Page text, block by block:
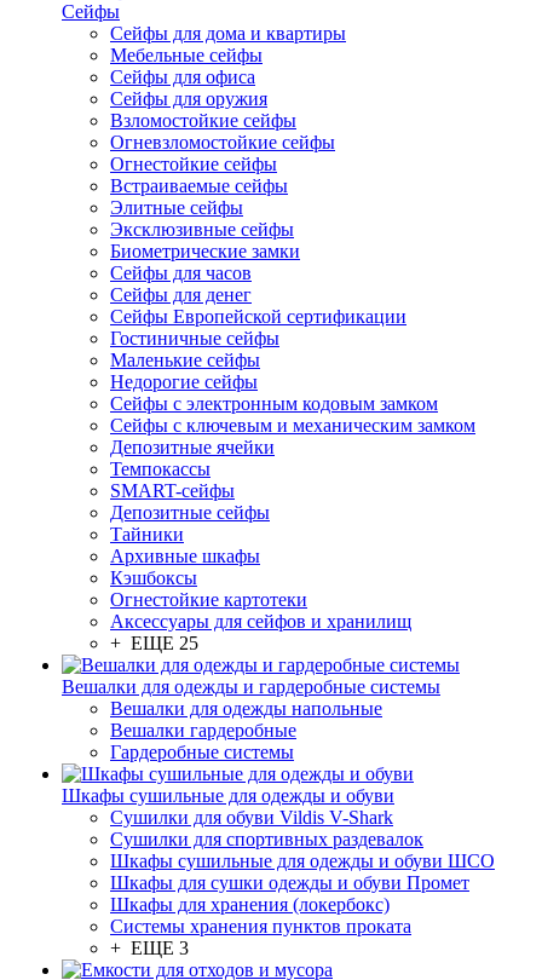
Сейфы
Сейфы для дома и квартиры
Мебельные сейфы
Сейфы для офиса
Сейфы для оружия
Взломостойкие сейфы
Огневзломостойкие сейфы
Огнестойкие сейфы
Встраиваемые сейфы
Элитные сейфы
Эксклюзивные сейфы
Биометрические замки
Сейфы для часов
Сейфы для денег
Сейфы Европейской сертификации
Гостиничные сейфы
Маленькие сейфы
Недорогие сейфы
Сейфы с электронным кодовым замком
Сейфы с ключевым и механическим замком
Депозитные ячейки
Темпокассы
SMART-сейфы
Депозитные сейфы
Тайники
Архивные шкафы
Кэшбоксы
Огнестойкие картотеки
Аксессуары для сейфов и хранилищ
+ ЕЩЕ 25
Вешалки для одежды и гардеробные системы
Вешалки для одежды напольные
Вешалки гардеробные
Гардеробные системы
Шкафы сушильные для одежды и обуви
Сушилки для обуви Vildis V-Shark
Сушилки для спортивных раздевалок
Шкафы сушильные для одежды и обуви ШСО
Шкафы для сушки одежды и обуви Промет
Шкафы для хранения (локербокс)
Системы хранения пунктов проката
+ ЕЩЕ 3